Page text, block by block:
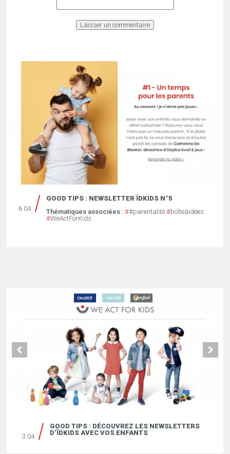
6.04
GOOD TIPS : NEWSLETTER ÏDKIDS N°5
Thématiques associées : ##parentalité #boîteàidées
#WeActForKids
3.04
GOOD TIPS : DÉCOUVREZ LES NEWSLETTERS
D’ÏDKIDS AVEC VOS ENFANTS